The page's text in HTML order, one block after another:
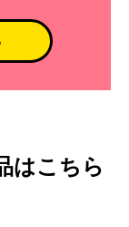
はこちら